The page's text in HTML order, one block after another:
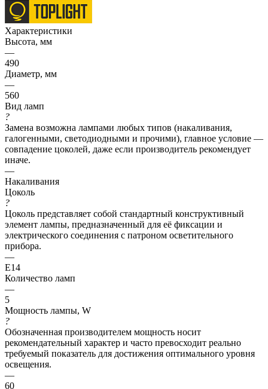
Характеристики
Высота, мм
—
490
Диаметр, мм
—
560
Вид ламп
?
Замена возможна лампами любых типов (накаливания,
галогенными, светодиодными и прочими), главное условие —
совпадение цоколей, даже если производитель рекомендует
иначе.
—
Накаливания
Цоколь
?
Цоколь представляет собой стандартный конструктивный
элемент лампы, предназначенный для её фиксации и
электрического соединения с патроном осветительного
прибора.
—
E14
Количество ламп
—
5
Мощность лампы, W
?
Обозначенная производителем мощность носит
рекомендательный характер и часто превосходит реально
требуемый показатель для достижения оптимального уровня
освещения.
—
60